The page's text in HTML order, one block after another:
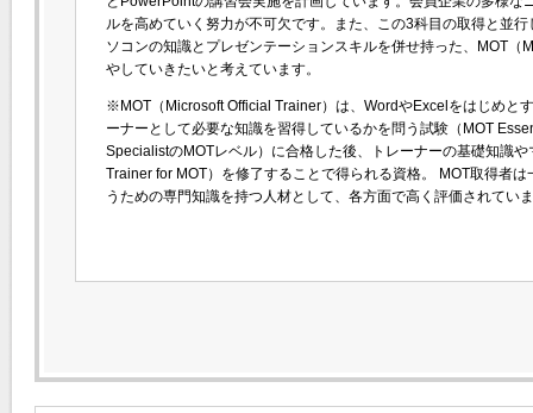
ルを高めていく努力が不可欠です。また、この3科目の取得と並
ソコンの知識とプレゼンテーションスキルを併せ持った、MOT
やしていきたいと考えています。
※MOT（Microsoft Official Trainer）は、WordやExcelをはじめと
ーナーとして必要な知識を習得しているかを問う試験（MOT
SpecialistのMOTレベル）に合格した後、トレーナーの基礎知識
Trainer for MOT）を修了することで得られる資格。 MOT取得者
うための専門知識を持つ人材として、各方面で高く評価されてい